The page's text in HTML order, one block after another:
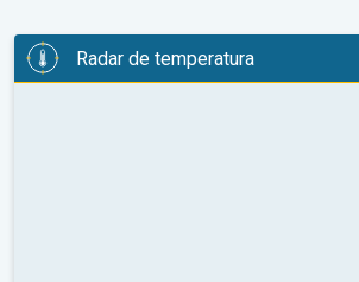
Radar de temperatura